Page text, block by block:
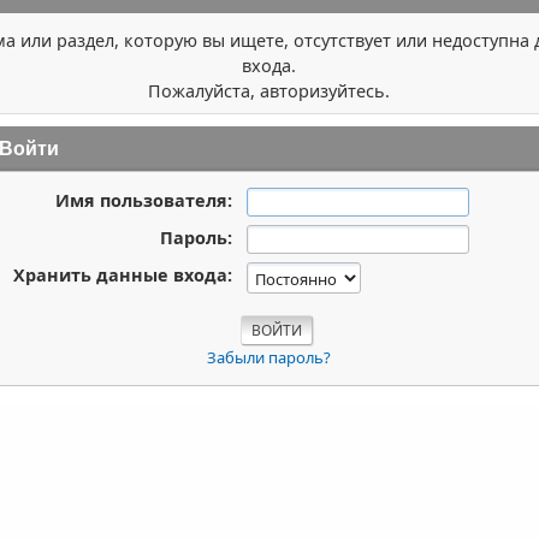
или раздел, которую вы ищете, отсутствует или недоступна
входа.
Пожалуйста, авторизуйтесь.
Имя пользователя:
Пароль:
Хранить данные входа:
Забыли пароль?